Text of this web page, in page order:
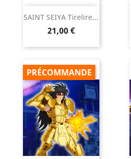
SAINT SEIYA Tirelire...
Prix
21,00 €
PRÉCOMMANDE